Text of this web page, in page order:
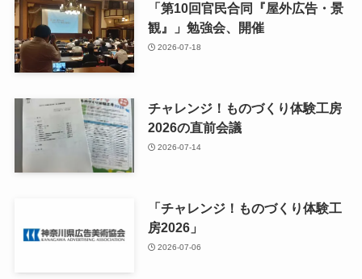
「第10回官民合同『屋外広告・景
観』」勉強会、開催
2026-07-18
チャレンジ！ものづくり体験工房
2026の直前会議
2026-07-14
「チャレンジ！ものづくり体験工
房2026」
2026-07-06